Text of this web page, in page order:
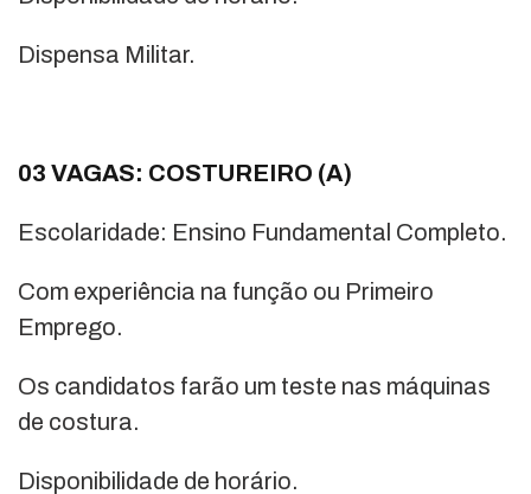
Dispensa Militar.
03 VAGAS: COSTUREIRO (A)
Escolaridade: Ensino Fundamental Completo.
Com experiência na função ou Primeiro
Emprego.
Os candidatos farão um teste nas máquinas
de costura.
Disponibilidade de horário.